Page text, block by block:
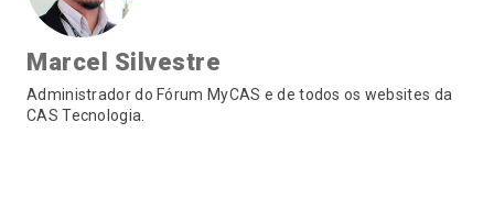
Marcel Silvestre
Administrador do Fórum MyCAS e de todos os websites da
CAS Tecnologia.